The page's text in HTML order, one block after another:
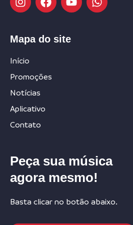
Mapa do site
Início
Promoções
Notícias
Aplicativo
Contato
Peça sua música
agora mesmo!
Basta clicar no botão abaixo.